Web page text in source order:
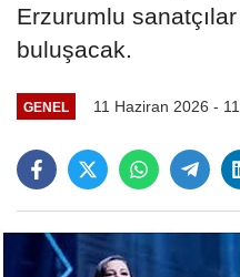
Erzurumlu
buluşacak.
GENEL 11 Haziran 2026 -